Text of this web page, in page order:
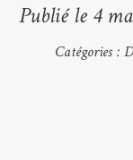
Publié le 4
Catégories :